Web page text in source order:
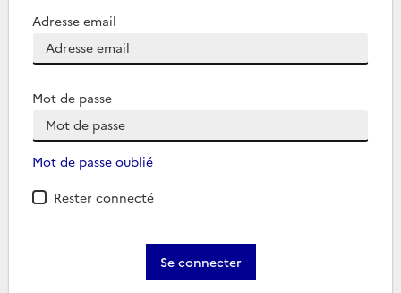
Adresse email
Mot de passe
Mot de passe oublié
Rester connecté
Se connecter